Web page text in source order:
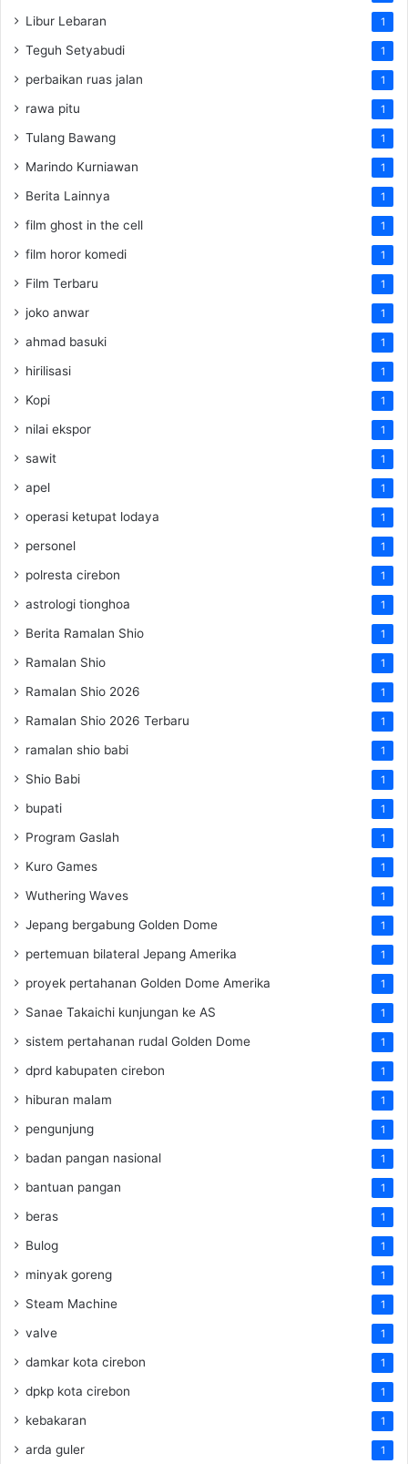
Libur Lebaran 1
Teguh Setyabudi 1
perbaikan ruas jalan 1
rawa pitu 1
Tulang Bawang 1
Marindo Kurniawan 1
Berita Lainnya 1
film ghost in the cell 1
film horor komedi 1
Film Terbaru 1
joko anwar 1
ahmad basuki 1
hirilisasi 1
Kopi 1
nilai ekspor 1
sawit 1
apel 1
operasi ketupat lodaya 1
personel 1
polresta cirebon 1
astrologi tionghoa 1
Berita Ramalan Shio 1
Ramalan Shio 1
Ramalan Shio 2026 1
Ramalan Shio 2026 Terbaru 1
ramalan shio babi 1
Shio Babi 1
bupati 1
Program Gaslah 1
Kuro Games 1
Wuthering Waves 1
Jepang bergabung Golden Dome 1
pertemuan bilateral Jepang Amerika 1
proyek pertahanan Golden Dome Amerika 1
Sanae Takaichi kunjungan ke AS 1
sistem pertahanan rudal Golden Dome 1
dprd kabupaten cirebon 1
hiburan malam 1
pengunjung 1
badan pangan nasional 1
bantuan pangan 1
beras 1
Bulog 1
minyak goreng 1
Steam Machine 1
valve 1
damkar kota cirebon 1
dpkp kota cirebon 1
kebakaran 1
arda guler 1